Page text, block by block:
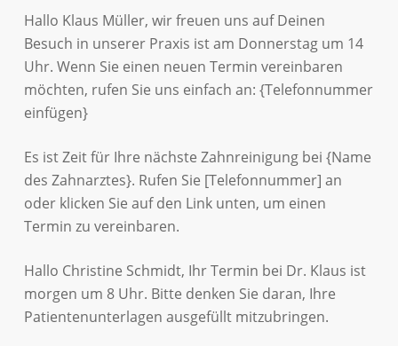
Hallo Klaus Müller, wir freuen uns auf Deinen
Besuch in unserer Praxis ist am Donnerstag um 14
Uhr. Wenn Sie einen neuen Termin vereinbaren
möchten, rufen Sie uns einfach an: {Telefonnummer
einfügen}
Es ist Zeit für Ihre nächste Zahnreinigung bei {Name
des Zahnarztes}. Rufen Sie [Telefonnummer] an
oder klicken Sie auf den Link unten, um einen
Termin zu vereinbaren.
Hallo Christine Schmidt, Ihr Termin bei Dr. Klaus ist
morgen um 8 Uhr. Bitte denken Sie daran, Ihre
Patientenunterlagen ausgefüllt mitzubringen.